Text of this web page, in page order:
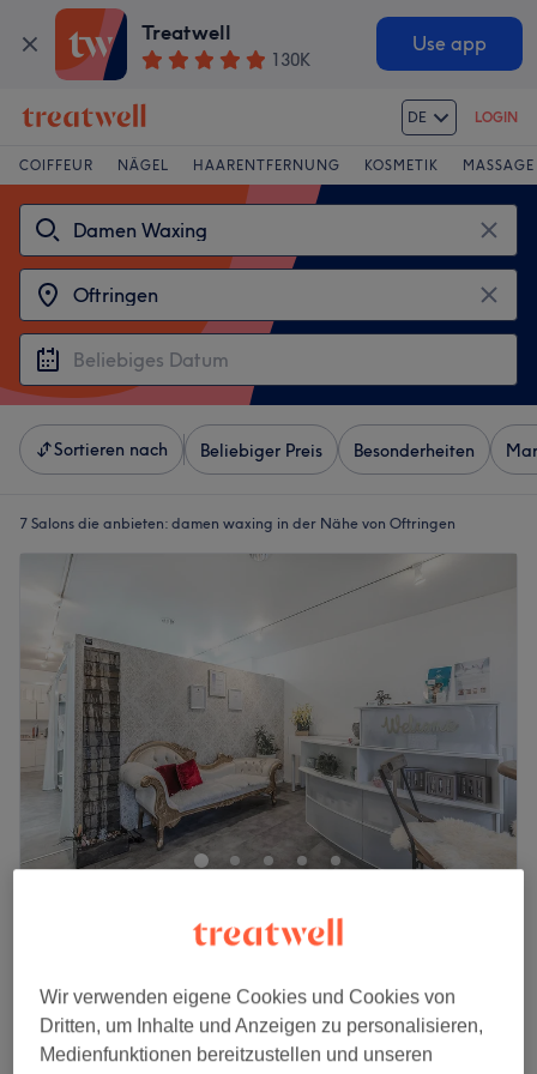
Treatwell
130K
Use app
DE LOGIN
COIFFEUR NÄGEL HAARENTFERNUNG KOSMETIK MASSAGE
Sortieren nach Beliebiger Preis Besonderheiten
7 Salons die anbieten: damen waxing in der Nähe von Oftringen
119 Bewertungen
BAUCH - DAMEN WAXING
20 Min.
ab CHF 45
SET KOMBI- Damen Waxing
Wir verwenden eigene Cookies und Cookies von
Dritten, um Inhalte und Anzeigen zu personalisieren,
Medienfunktionen bereitzustellen und unseren